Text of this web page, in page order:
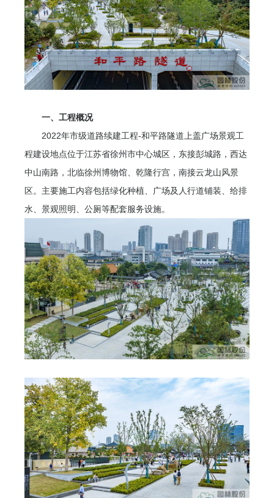
一、工程概况
2022年市级道路续建工程-和平路隧道上盖广场景观工
程建设地点位于江苏省徐州市中心城区，东接彭城路，西达
中山南路，北临徐州博物馆、乾隆行宫，南接云龙山风景
区。主要施工内容包括绿化种植、广场及人行道铺装、给排
水、景观照明、公厕等配套服务设施。